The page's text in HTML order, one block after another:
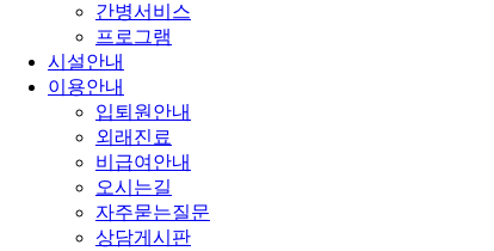
간병서비스
프로그램
시설안내
이용안내
입퇴원안내
외래진료
비급여안내
오시는길
자주묻는질문
상담게시판